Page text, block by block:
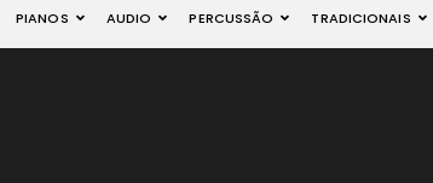
PIANOS AUDIO PERCUSSÃO TRADICIONAIS